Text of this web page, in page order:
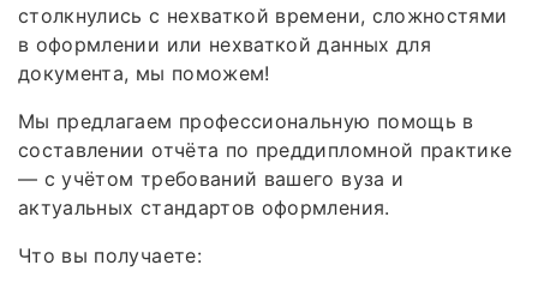
столкнулись с нехваткой времени, сложностями
в оформлении или нехваткой данных для
документа, мы поможем!
Мы предлагаем профессиональную помощь в
составлении отчёта по преддипломной практике
— с учётом требований вашего вуза и
актуальных стандартов оформления.
Что вы получаете: